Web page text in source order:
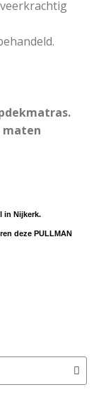
maten
in Nijkerk.
deze PULLMAN